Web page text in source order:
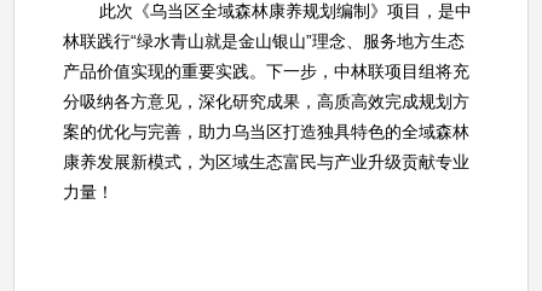
此次《乌当区全域森林康养规划编制》项目，是中
林联践行“绿水青山就是金山银山”理念、服务地方生态
产品价值实现的重要实践。下一步，中林联项目组将充
分吸纳各方意见，深化研究成果，高质高效完成规划方
案的优化与完善，助力乌当区打造独具特色的全域森林
康养发展新模式，为区域生态富民与产业升级贡献专业
力量！